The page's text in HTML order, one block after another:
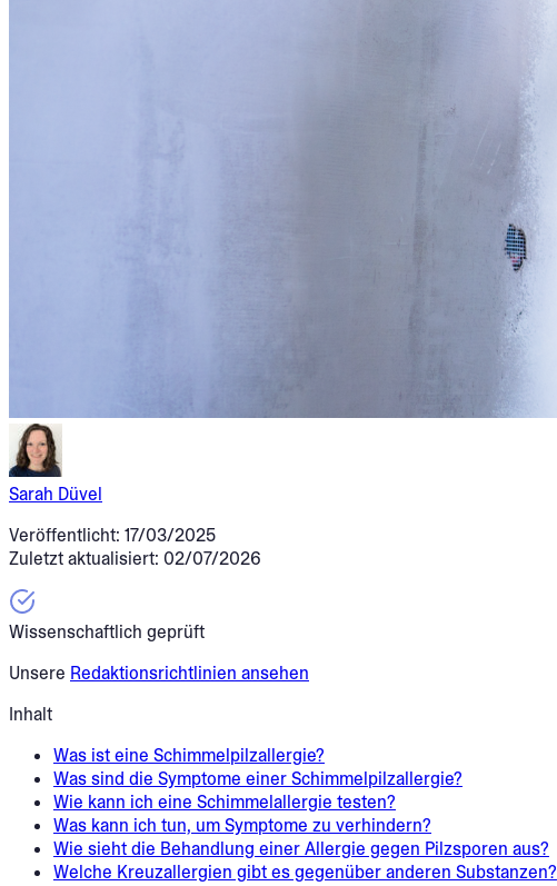
Sarah Düvel
Veröffentlicht: 17/03/2025
Zuletzt aktualisiert: 02/07/2026
Wissenschaftlich geprüft
Unsere Redaktionsrichtlinien ansehen
Inhalt
Was ist eine Schimmelpilzallergie?
Was sind die Symptome einer Schimmelpilzallergie?
Wie kann ich eine Schimmelallergie testen?
Was kann ich tun, um Symptome zu verhindern?
Wie sieht die Behandlung einer Allergie gegen Pilzsporen aus?
Welche Kreuzallergien gibt es gegenüber anderen Substanzen?